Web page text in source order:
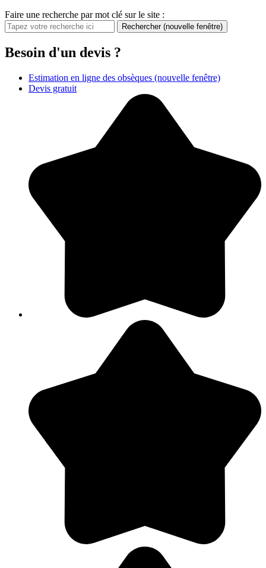
Faire une recherche par mot clé sur le site :
Rechercher (nouvelle fenêtre)
Besoin d'un devis ?
Estimation en ligne des obsèques (nouvelle fenêtre)
Devis gratuit